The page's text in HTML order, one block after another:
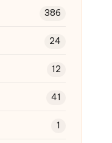
386
24
12
41
1